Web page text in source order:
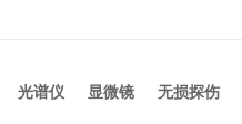
光谱仪 显微镜 无损探伤